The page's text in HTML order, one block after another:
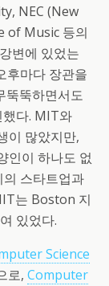
NEC (New
of Music 등의
변에 있었는
후마다 장관을
뚝뚝하면서도
했다. MIT와
이 많았지만,
인이 하나도 없
스타트업과
는 Boston 지
있었다.
Science
로, Computer